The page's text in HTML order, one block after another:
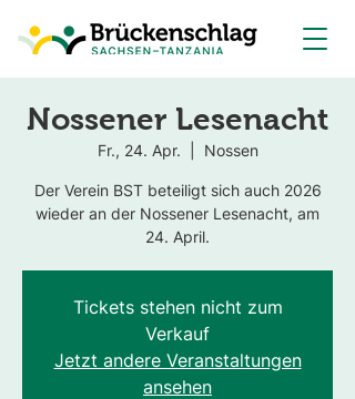
Nossener Lesenacht
Fr., 24. Apr. Nossen
Der Verein BST beteiligt sich auch 2026
wieder an der Nossener Lesenacht, am
24. April.
Tickets stehen nicht zum
Verkauf
Jetzt andere Veranstaltungen
ansehen